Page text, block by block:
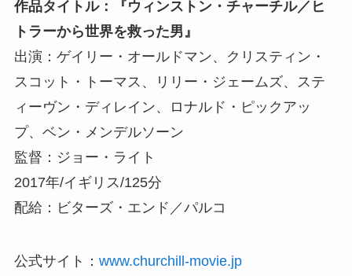
作品タイトル：『ウィンストン・チャーチル／ヒ
トラーから世界を救った男』
出演：ゲイリー・オールドマン、クリスティン・
スコット・トーマス、リリー・ジェームズ、ステ
ィーヴン・ディレイン、ロナルド・ピックアッ
プ、ベン・メンデルソーン
監督：ジョー・ライト
2017年/イギリス/125分
配給：ビターズ・エンド／パルコ
公式サイト： www.churchill-movie.jp